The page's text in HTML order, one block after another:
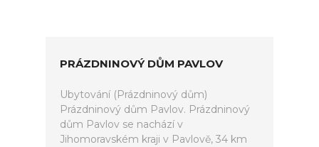
PRÁZDNINOVÝ DŮM PAVLOV
Ubytování (Prázdninový dům)
Prázdninový dům Pavlov. Prázdninový
dům Pavlov se nachází v
Jihomoravském kraji v Pavlově, 34 km